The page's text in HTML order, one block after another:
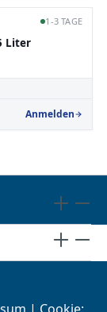
1-3 TAGE
Liter
Anmelden